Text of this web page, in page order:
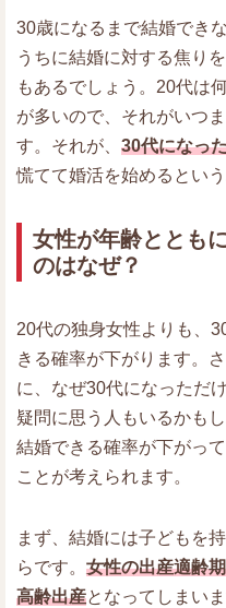
30歳になるまで結婚でき
うちに結婚に対する焦り
もあるでしょう。20代は
が多いので、それがいつ
す。それが、 30代になっ
慌てて婚活を始めるという
女性が年齢ととも
のはなぜ？
20代の独身女性よりも、
きる確率が下がります。
に、なぜ30代になっただ
疑問に思う人もいるかも
結婚できる確率が下がっ
ことが考えられます。
まず、結婚には子どもを
らです。 女性の出産適齢
高齢出産となってしまい